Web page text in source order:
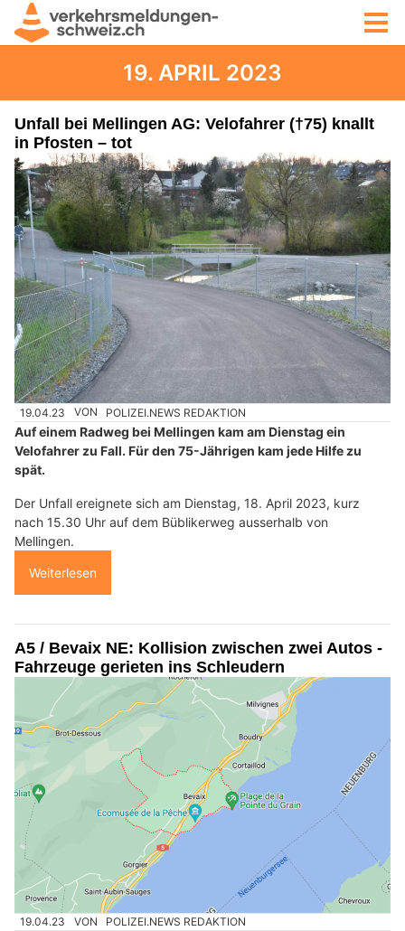
19. APRIL 2023
Unfall bei Mellingen AG: Velofahrer (†75) knallt
in Pfosten – tot
19.04.23 VON POLIZEI.NEWS REDAKTION
Auf einem Radweg bei Mellingen kam am Dienstag ein
Velofahrer zu Fall. Für den 75-Jährigen kam jede Hilfe zu
spät.
Der Unfall ereignete sich am Dienstag, 18. April 2023, kurz
nach 15.30 Uhr auf dem Büblikerweg ausserhalb von
Mellingen.
Weiterlesen
A5 / Bevaix NE: Kollision zwischen zwei Autos -
Fahrzeuge gerieten ins Schleudern
19.04.23 VON POLIZEI.NEWS REDAKTION